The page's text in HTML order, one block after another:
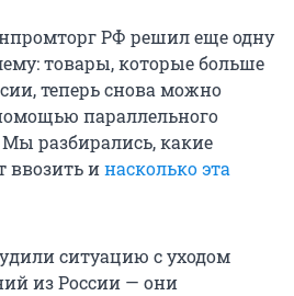
РФ решил еще одну
товары, которые больше
теперь снова можно
параллельного
разбирались, какие
ввозить инасколько эта
ситуацию с уходом
из России — они